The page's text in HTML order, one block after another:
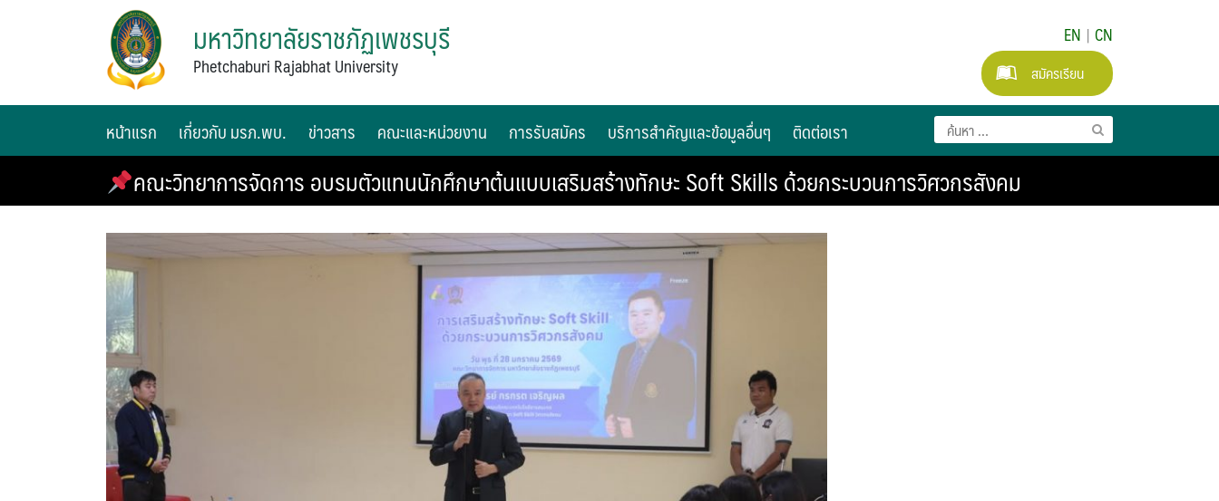
มหาวิทยาลัยราชภัฏเพชรบุรี
Phetchaburi Rajabhat University
EN | CN
สมัครเรียน
หน้าแรก เกี่ยวกับ มรภ.พบ. ข่าวสาร คณะและหน่วยงาน การรับสมัคร บริการสำคัญและข้อมูลอื่นๆ ติดต่อเรา
คณะวิทยาการจัดการ อบรมตัวแทนนักศึกษาต้นแบบเสริมสร้างทักษะ Soft Skills ด้วยกระบวนการวิศวกรสังคม